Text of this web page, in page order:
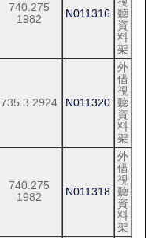
740.275
1982
N011316 聽
資
料
架
735.3 2924 N011320
外
借
視
聽
資
料
架
740.275
1982
N011318
外
借
視
聽
資
料
架